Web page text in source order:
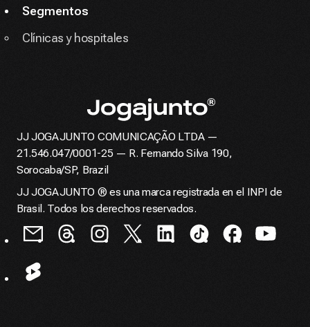
Segmentos
Clínicas y hospitales
Página de inicio
JJ JOGAJUNTO COMUNICAÇÃO LTDA —
21.546.047/0001-25 — R. Fernando Silva 190,
Sorocaba/SP, Brazil
JJ JOGAJUNTO ® es una marca registrada en el INPI de
Brasil. Todos los derechos reservados.